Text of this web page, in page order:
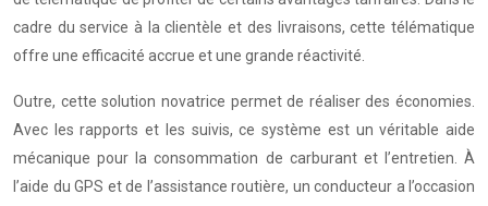
cadre du service à la clientèle et des livraisons, cette télématique
offre une efficacité accrue et une grande réactivité.
Outre, cette solution novatrice permet de réaliser des économies.
Avec les rapports et les suivis, ce système est un véritable aide
mécanique pour la consommation de carburant et l’entretien. À
l’aide du GPS et de l’assistance routière, un conducteur a l’occasion